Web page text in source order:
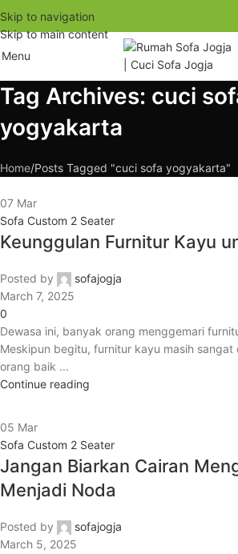
Skip to navigation
Skip to main content
Menu
Tag Archives: cuci
yogyakarta
Home Posts Tagged "cuci sofa yogyakarta"
07 Mar
Sofa Custom 2 Seater
Keunggulan Furnitur Kayu
Posted by
sofajogja
March 7, 2025
0
Dewasa ini, banyak orang menggemari
Meskipun begitu, furnitur kayu masih sangat
orang baik ...
Continue reading
05 Mar
Sofa Custom 2 Seater
Jangan Biarkan Cairan
Menjadi Noda
Posted by
sofajogja
March 5, 2025